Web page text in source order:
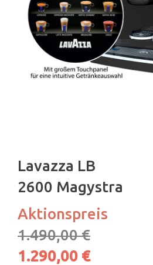
Lavazza LB
2600 Magystra
Aktionspreis
1.490,00€
1.290,00 €